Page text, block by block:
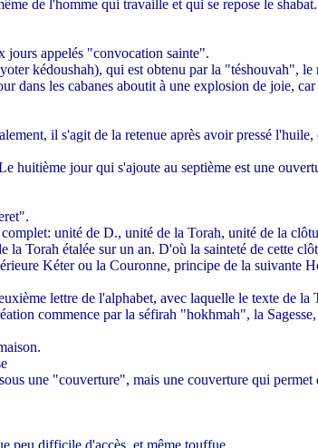
de l'homme qui travaille et qui se repose le
jours appelés "convocation sainte".
kédoushah), qui est obtenu par la "téshouvah",
dans les cabanes aboutit à une explosion de joie,
il s'agit de la retenue après avoir pressé
huitième jour qui s'ajoute au septième est une
unité de D., unité de la Torah, unité de la
Torah étalée sur un an. D'où la sainteté de cette
Kéter ou la Couronne, principe de la suivante
lettre de l'alphabet, avec laquelle le texte de la
commence par la séfirah "hokhmah", la
une "couverture", mais une couverture qui
peu difficile d'accès, et même touffue.